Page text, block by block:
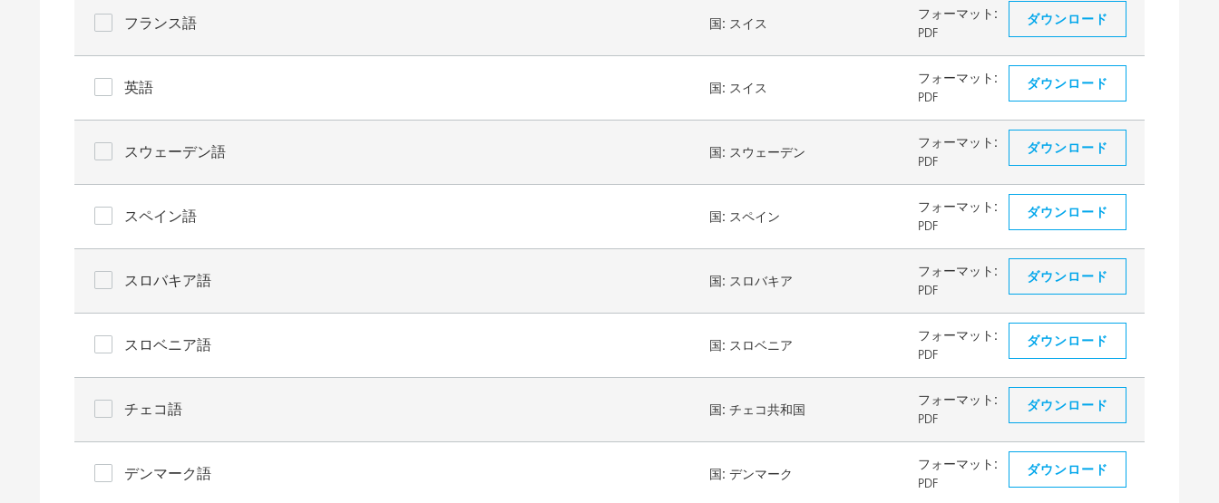
フランス語 国: スイス
フォーマット:
PDF
ダウンロード
英語 国: スイス
フォーマット:
PDF
ダウンロード
スウェーデン語 国: スウェーデン
フォーマット:
PDF
ダウンロード
スペイン語 国: スペイン
フォーマット:
PDF
ダウンロード
スロバキア語 国: スロバキア
フォーマット:
PDF
ダウンロード
スロベニア語 国: スロベニア
フォーマット:
PDF
ダウンロード
チェコ語 国: チェコ共和国
フォーマット:
PDF
ダウンロード
デンマーク語 国: デンマーク
フォーマット:
PDF
ダウンロード